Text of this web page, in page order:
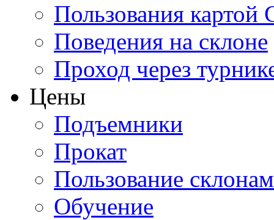
Пользования картой
Поведения на склоне
Проход через
Цены
Подъемники
Прокат
Пользование
Обучение